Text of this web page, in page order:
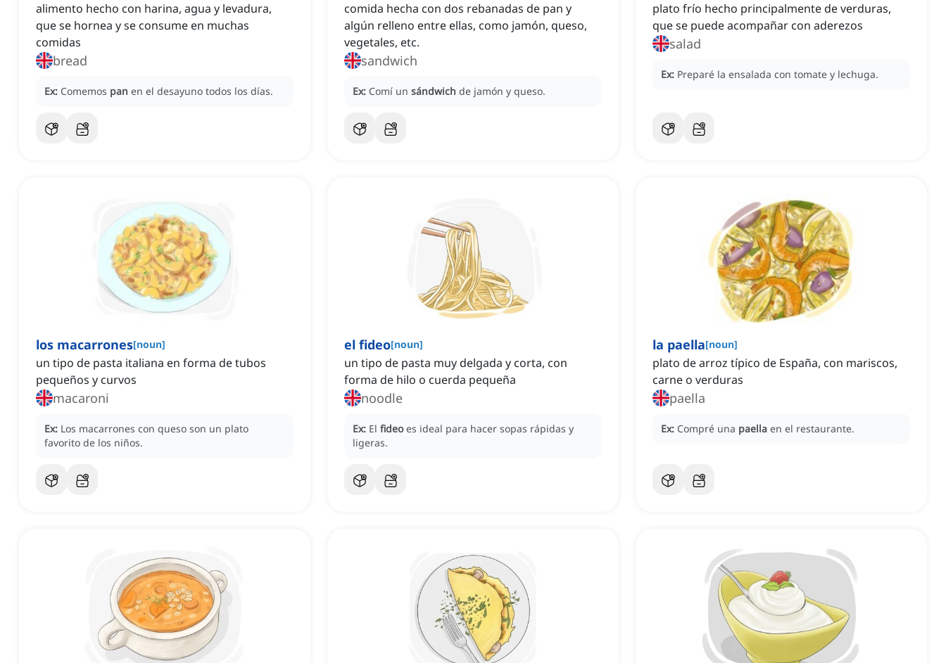
alimento hecho con harina, agua y levadura,
que se hornea y se consume en muchas
comidas
bread
Ex: Comemos pan en el desayuno todos los días.
comida hecha con dos rebanadas de pan y
algún relleno entre ellas, como jamón, queso,
vegetales, etc.
sandwich
Ex: Comí un sándwich de jamón y queso.
plato frío hecho principalmente de verduras,
que se puede acompañar con aderezos
salad
Ex: Preparé la ensalada con tomate y lechuga.
los macarrones[noun]
un tipo de pasta italiana en forma de tubos
pequeños y curvos
macaroni
Ex: Los macarrones con queso son un plato
favorito de los niños.
el fideo[noun]
un tipo de pasta muy delgada y corta, con
forma de hilo o cuerda pequeña
noodle
Ex: El fideo es ideal para hacer sopas rápidas y
ligeras.
la paella[noun]
plato de arroz típico de España, con mariscos,
carne o verduras
paella
Ex: Compré una paella en el restaurante.